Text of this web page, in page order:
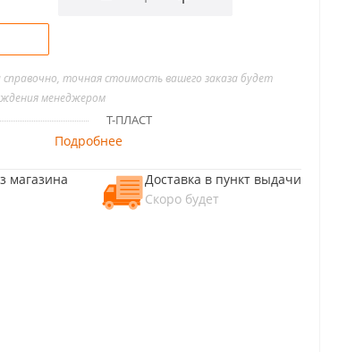
точная стоимость вашего заказа будет
менеджером
Т-ПЛАСТ
Подробнее
магазина
Доставка в пункт выдачи
Скоро будет